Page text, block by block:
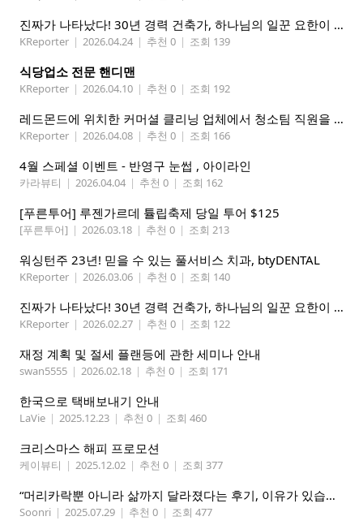
진짜가 나타났다! 30년 경력 건축가, 하나님의 일꾼 요한이 책임 시공합니다.
KReporter | 2026.04.24 | 추천 0 | 조회 139
식당업소 전문 핸디맨
KReporter | 2026.04.10 | 추천 0 | 조회 192
레드몬드에 위치한 커머셜 클리닝 업체에서 청소팀 직원을 모집합니다.
KReporter | 2026.04.08 | 추천 0 | 조회 166
4월 스페셜 이벤트 - 반영구 눈썹 , 아이라인
카라뷰티 | 2026.04.04 | 추천 0 | 조회 162
[푸른투어] 루젠가르데 튤립축제 당일 투어 $125
[푸른투어] | 2026.03.18 | 추천 0 | 조회 213
워싱턴주 23년! 믿을 수 있는 풀서비스 치과, btyDENTAL
KReporter | 2026.03.06 | 추천 0 | 조회 140
진짜가 나타났다! 30년 경력 건축가, 하나님의 일꾼 요한이 책임 시공합니다.
KReporter | 2026.02.27 | 추천 0 | 조회 122
재정 계획 및 절세 플랜등에 관한 세미나 안내
swan5555 | 2026.02.18 | 추천 0 | 조회 171
한국으로 택배보내기 안내
LaVie | 2025.12.23 | 추천 0 | 조회 460
크리스마스 해피 프로모션
케이뷰티 | 2025.12.02 | 추천 0 | 조회 377
“머리카락뿐 아니라 삶까지 달라졌다는 후기, 이유가 있습니다
Soonri | 2025.07.29 | 추천 0 | 조회 477